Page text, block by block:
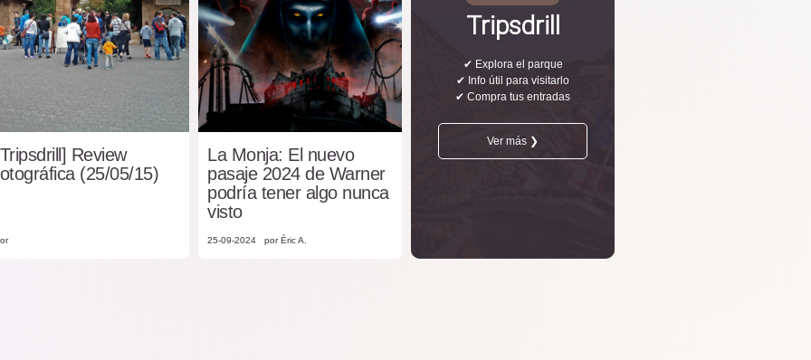
Review
(25/05/15)
La Monja: El nuevo
pasaje 2024 de Warner
podría tener algo nunca
visto
25-09-2024 por Éric A.
Tripsdrill
✔ Explora el parque
✔ Info útil para visitarlo
✔ Compra tus entradas
Ver más ❯